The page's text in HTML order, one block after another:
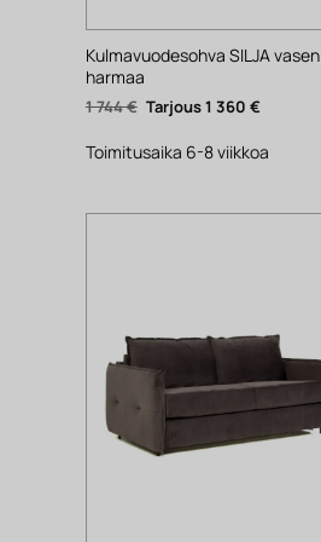
Kulmavuodesohva SILJA vasen
harmaa
1 744€ Alkuperäinen
hinta
1
744 €.
1 360 €Nykyinen
hinta
1
360 €.
Toimitusaika 6-8 viikkoa